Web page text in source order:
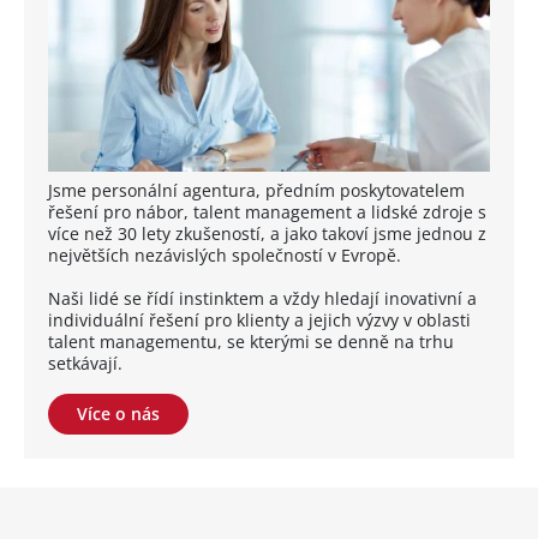
Jsme personální agentura, předním poskytovatelem
řešení pro nábor, talent management a lidské zdroje s
více než 30 lety zkušeností, a jako takoví jsme jednou z
největších nezávislých společností v Evropě.
Naši lidé se řídí instinktem a vždy hledají inovativní a
individuální řešení pro klienty a jejich výzvy v oblasti
talent managementu, se kterými se denně na trhu
setkávají.
Více o nás